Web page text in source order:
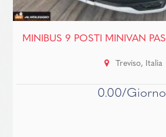
Treviso, Italia
0.00/Giorno